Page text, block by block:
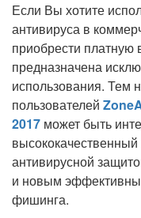
Если Вы хотите
антивируса в
приобрести платную
предназначена
использования. Тем
пользователей
2017 может быть
антивирусной
и новым
фишинга.